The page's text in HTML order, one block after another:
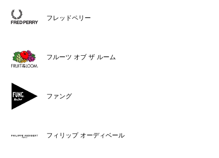
フレッドペリー
フルーツ オブ ザ ルーム
ファング
フィリップ オーディベール